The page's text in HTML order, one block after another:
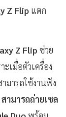
Z Flip แตก
Z Flip ช่วย
เมื่อตัวเครื่อง
มารถใช้งานฟัง
สามารถถ่ายเซล